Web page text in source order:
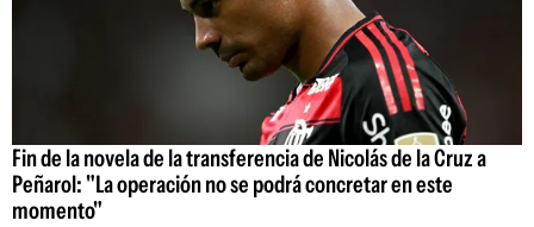
Fin de la novela de la transferencia de Nicolás de la Cruz a
Peñarol: "La operación no se podrá concretar en este
momento"